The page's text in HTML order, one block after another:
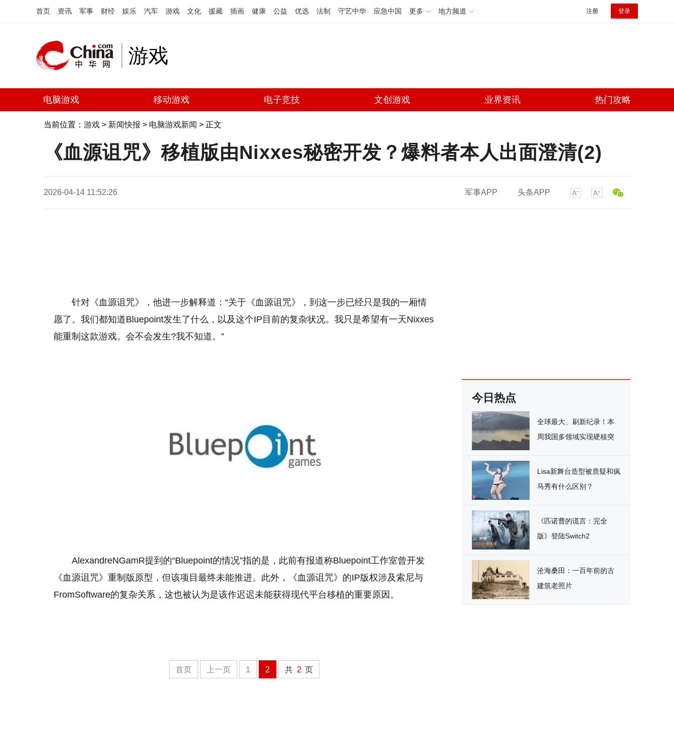
首页 资讯 军事 财经 娱乐 汽车 游戏 文化 援藏 插画 健康 公益 优选 法制 守艺中华 应急中国 更多 地方频道 注册 登录
游戏
电脑游戏 移动游戏 电子竞技 文创游戏 业界资讯 热门攻略
当前位置： 游戏 > 新闻快报 > 电脑游戏新闻 > 正文
《血源诅咒》移植版由Nixxes秘密开发？爆料者本人出面澄清(2)
2026-04-14 11:52:26 军事APP 头条APP
针对《血源诅咒》，他进一步解释道：“关于《血源诅咒》，到这一步已经只是我的一厢情
愿了。我们都知道Bluepoint发生了什么，以及这个IP目前的复杂状况。我只是希望有一天Nixxes
能重制这款游戏。会不会发生?我不知道。”
AlexandreNGamR提到的“Bluepoint的情况”指的是，此前有报道称Bluepoint工作室曾开发
《血源诅咒》重制版原型，但该项目最终未能推进。此外，《血源诅咒》的IP版权涉及索尼与
FromSoftware的复杂关系，这也被认为是该作迟迟未能获得现代平台移植的重要原因。
首页 上一页 1 2 共 2 页
今日热点
全球最大、刷新纪录！本
周我国多领域实现硬核突
Lisa新舞台造型被质疑和疯
马秀有什么区别？
《匹诺曹的谎言：完全
版》登陆Switch2
沧海桑田：一百年前的古
建筑老照片